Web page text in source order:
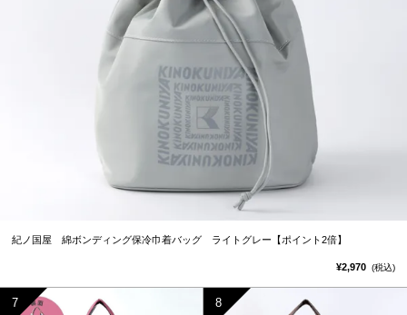
紀ノ国屋 綿ボンディング保冷巾着バッグ ライトグレー【ポイント2倍】
¥2,970 (税込)